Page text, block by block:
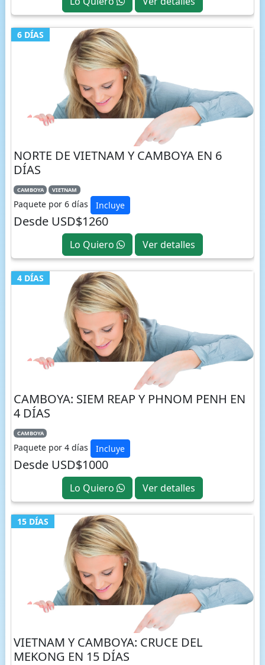
6 DÍAS
NORTE DE VIETNAM Y CAMBOYA EN 6
DÍAS
CAMBOYA VIETNAM
Paquete por 6 días Incluye
Desde USD$1260
Lo Quiero Ver detalles
4 DÍAS
CAMBOYA: SIEM REAP Y PHNOM PENH EN
4 DÍAS
CAMBOYA
Paquete por 4 días Incluye
Desde USD$1000
Lo Quiero Ver detalles
15 DÍAS
VIETNAM Y CAMBOYA: CRUCE DEL
MEKONG EN 15 DÍAS